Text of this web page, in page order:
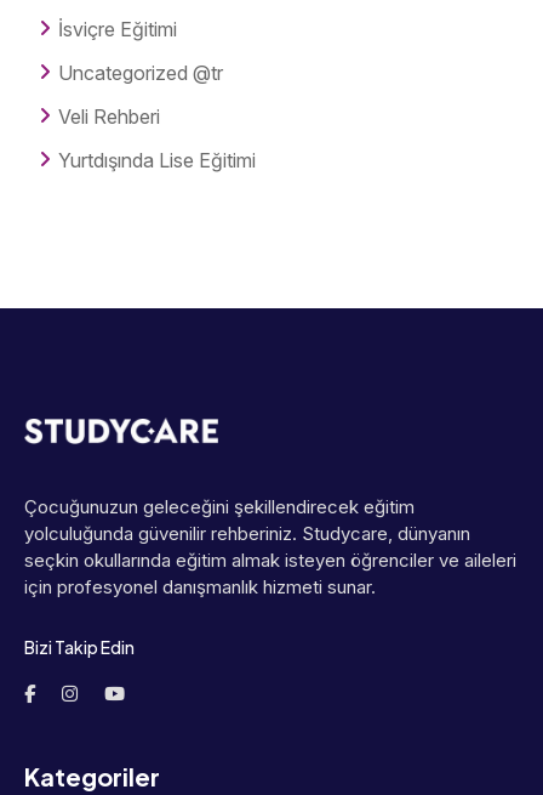
İsviçre Eğitimi
Uncategorized @tr
Veli Rehberi
Yurtdışında Lise Eğitimi
Çocuğunuzun geleceğini şekillendirecek eğitim
yolculuğunda güvenilir rehberiniz. Studycare, dünyanın
seçkin okullarında eğitim almak isteyen öğrenciler ve aileleri
için profesyonel danışmanlık hizmeti sunar.
Bizi Takip Edin
Kategoriler